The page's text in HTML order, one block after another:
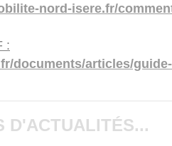
nord-isere.fr/
:
documents/articles/
D'ACTUALITÉS...